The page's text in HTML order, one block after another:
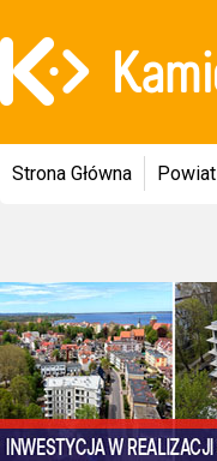
Strona Główna Powiat